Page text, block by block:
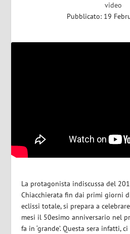
video
Pubblicato: 19
La protagonista indiscussa del
Chiacchierata fin dai primi giorni
eclissi totale, si prepara a
mesi il 50esimo anniversario nel
fa in ‘grande’. Questa sera infatti,